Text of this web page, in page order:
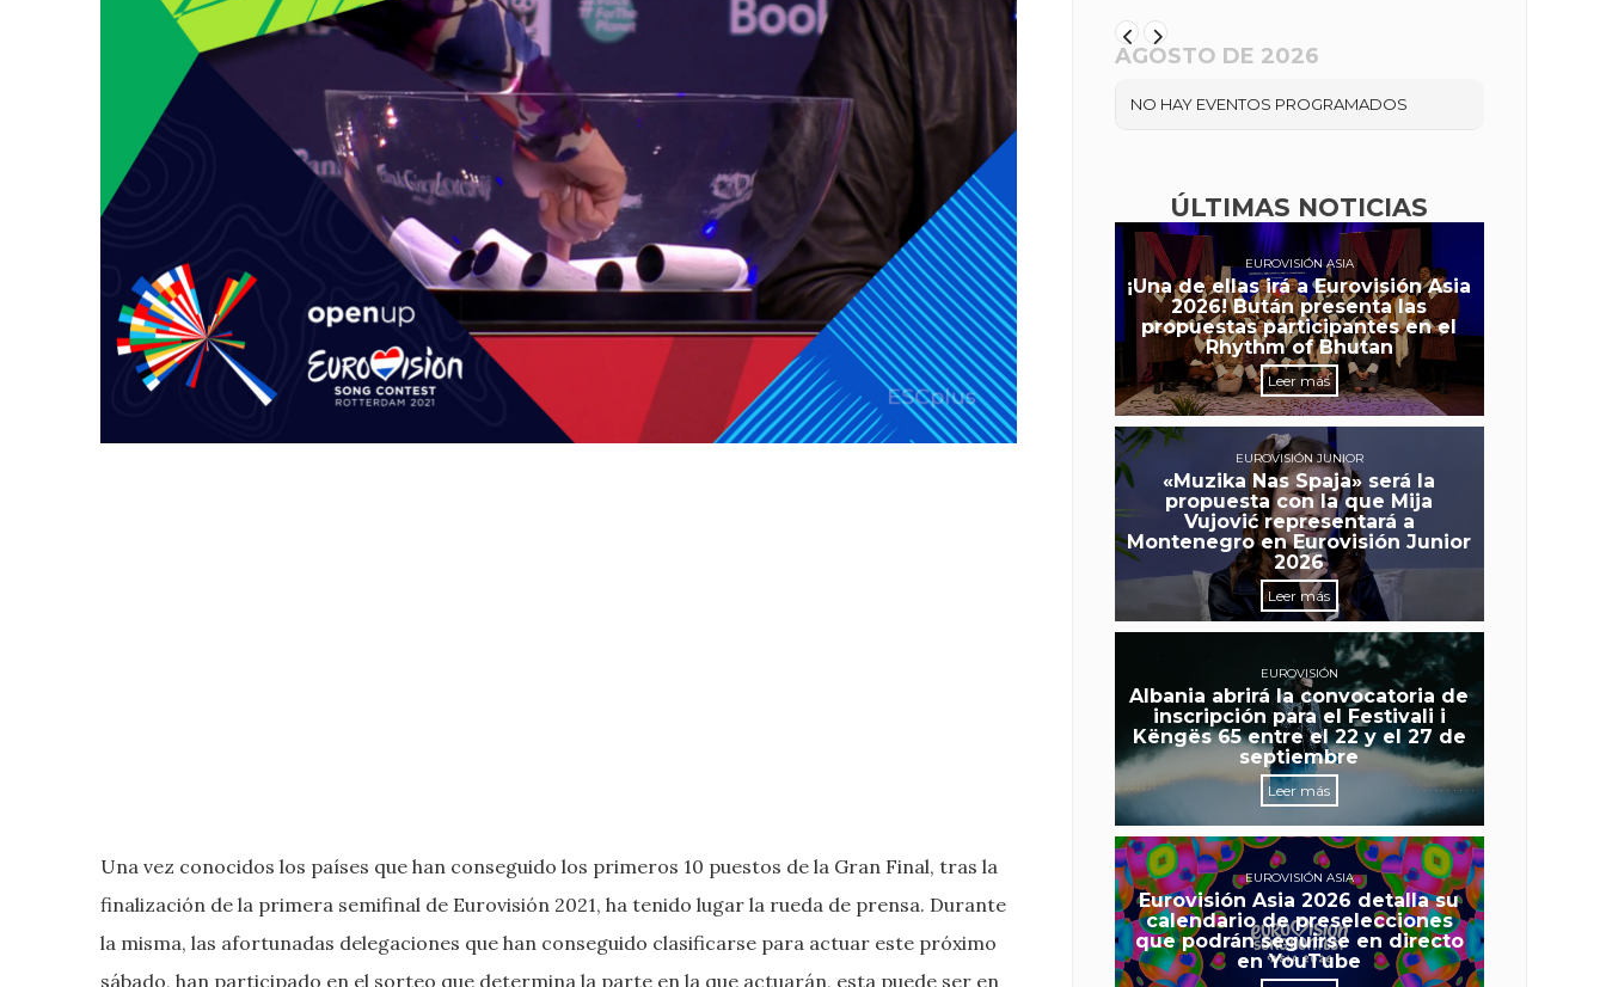
Una vez conocidos los países que han conseguido los primeros 10 puestos de la Gran Final, tras la
finalización de la primera semifinal de Eurovisión 2021, ha tenido lugar la rueda de prensa. Durante
la misma, las afortunadas delegaciones que han conseguido clasificarse para actuar este próximo
sábado, han participado en el sorteo que determina la parte en la que actuarán, esta puede ser en
AGOSTO DE 2026
NO HAY EVENTOS PROGRAMADOS
ÚLTIMAS NOTICIAS
EUROVISIÓN ASIA
¡Una de ellas irá a Eurovisión Asia
2026! Bután presenta las
propuestas participantes en el
Rhythm of Bhutan
Leer más
EUROVISIÓN JUNIOR
«Muzika Nas Spaja» será la
propuesta con la que Mija
Vujović representará a
Montenegro en Eurovisión Junior
2026
Leer más
EUROVISIÓN
Albania abrirá la convocatoria de
inscripción para el Festivali i
Këngës 65 entre el 22 y el 27 de
septiembre
Leer más
EUROVISIÓN ASIA
Eurovisión Asia 2026 detalla su
calendario de preselecciones
que podrán seguirse en directo
en YouTube